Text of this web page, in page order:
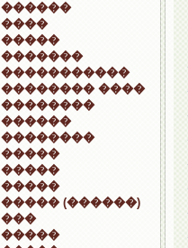
������
����
�����
�������
�����������
�������� ����
��������
������
��������
�����
�����
�����
����� (������)
���
�����